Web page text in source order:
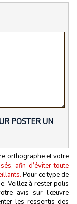
POSTER UN
orthographe et votre
afin d’éviter toute
Pour ce type de
Veillez à rester polis
avis sur l’œuvre
les ressentis des